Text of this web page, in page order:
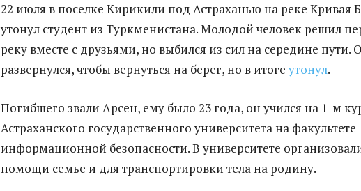
22 июля в поселке Кирикили под Астраханью на реке Кривая
утонул студент из Туркменистана. Молодой человек решил
реку вместе с друзьями, но выбился из сил на середине пути.
развернулся, чтобы вернуться на берег, но в итоге утонул.
Погибшего звали Арсен, ему было 23 года, он учился на 1-м
Астраханского государственного университета на факультете
информационной безопасности. В университете
помощи семье и для транспортировки тела на родину.